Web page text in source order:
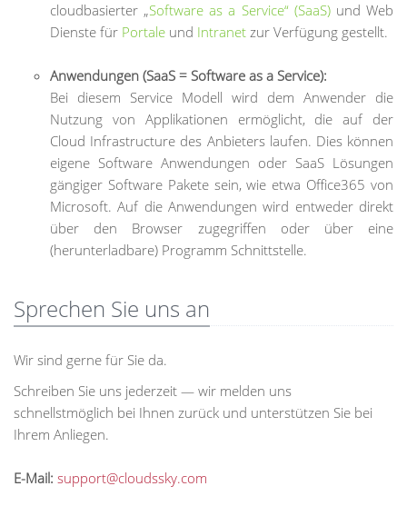
cloudbasierter „Software as a Service“ (SaaS)und Web
Dienste für Portale und Intranet zur Verfügung gestellt.
Anwendungen (SaaS = Software as a Service):
Bei diesem Service Modell wird dem Anwender die
Nutzung von Applikationen ermöglicht, die auf der
Cloud Infrastructure des Anbieters laufen. Dies können
eigene Software Anwendungen oder SaaS Lösungen
gängiger Software Pakete sein, wie etwa Office365 von
Microsoft. Auf die Anwendungen wird entweder direkt
über den Browser zugegriffen oder über eine
(herunterladbare) Programm Schnittstelle.
Sprechen Sie uns an
Wir sind gerne für Sie da.
Schreiben Sie uns jederzeit — wir melden uns
schnellstmöglich bei Ihnen zurück und unterstützen Sie bei
Ihrem Anliegen.
E-Mail: support@cloudssky.com